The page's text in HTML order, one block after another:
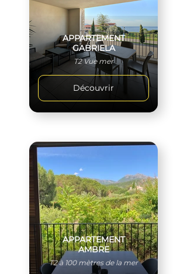
APPARTEMENT
GABRIELA
T2 Vue mer
Découvrir
APPARTEMENT
AMBRE
T2 à 100 mètres de la mer